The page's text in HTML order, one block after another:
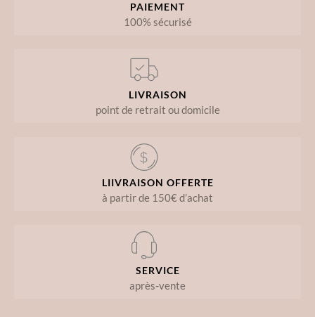
PAIEMENT
100% sécurisé
LIVRAISON
point de retrait ou domicile
LIIVRAISON OFFERTE
à partir de 150€ d’achat
SERVICE
après-vente